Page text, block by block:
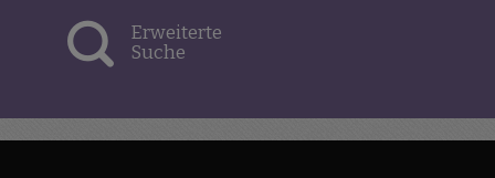
Erweiterte
Suche